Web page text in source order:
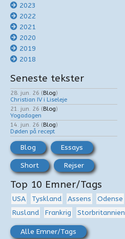
2023
2022
2021
2020
2019
2018
Seneste tekster
28. jun. 26 (Blog)
Christian IV i Liseleje
21. jun. 26 (Blog)
Yogadagen
14. jun. 26 (Blog)
Døden på recept
Blog Essays
Short Rejser
Top 10 Emner/Tags
USA Tyskland Assens Odense
Rusland
Frankrig Storbritannien
Alle Emner/Tags